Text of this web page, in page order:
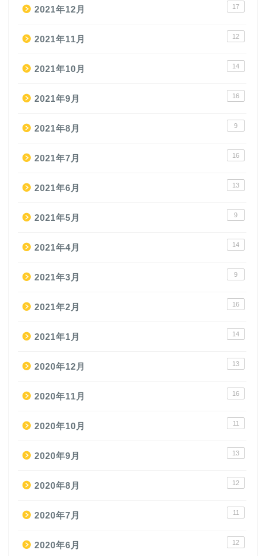
2021年12月 17
2021年11月 12
2021年10月 14
2021年9月 16
2021年8月 9
2021年7月 16
2021年6月 13
2021年5月 9
2021年4月 14
2021年3月 9
2021年2月 16
2021年1月 14
2020年12月 13
2020年11月 16
2020年10月 11
2020年9月 13
2020年8月 12
2020年7月 11
2020年6月 12